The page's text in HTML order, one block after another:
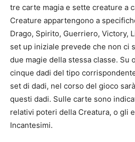
tre carte magia e sette creature a
Creature appartengono a
Drago, Spirito, Guerriero, Victory,
set up iniziale prevede che non ci
due magie della stessa classe. Su
cinque dadi del tipo
set di dadi, nel corso del gioco
questi dadi. Sulle carte sono
relativi poteri della Creatura, o gli
Incantesimi.